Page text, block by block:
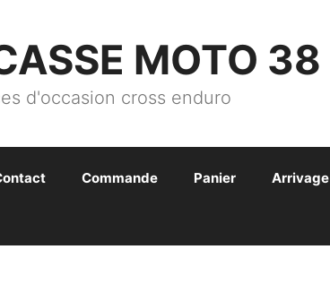
MOTO 38
d'occasion cross enduro
Commande Panier Arrivage